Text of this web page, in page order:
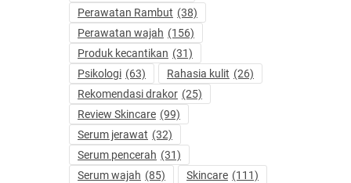
Perawatan Rambut (38)
Perawatan wajah (156)
Produk kecantikan (31)
Psikologi (63) Rahasia kulit (26)
Rekomendasi drakor (25)
Review Skincare (99)
Serum jerawat (32)
Serum pencerah (31)
Serum wajah (85) Skincare (111)